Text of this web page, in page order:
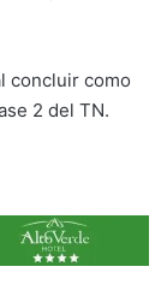
concluir como
2 del TN.